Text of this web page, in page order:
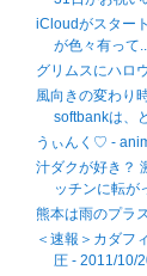
iCloudがスター
が色々有って
グリムスにハロ
風向きの変わり
softbankは、
うぃんく♡ -
汁ダクが好き？
ッチンに転が
熊本は雨のプラ
＜速報＞カダフ
圧 - 2011/10/